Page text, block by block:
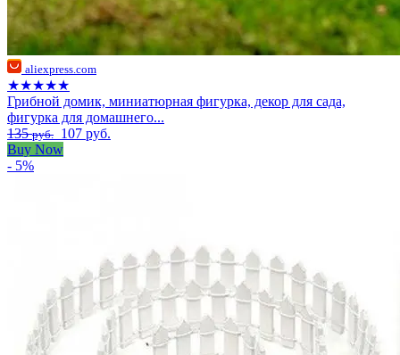
aliexpress.com
★★★★★
Грибной домик, миниатюрная фигурка, декор для сада,
фигурка для домашнего...
135руб. 107 руб.
Buy Now
- 5%